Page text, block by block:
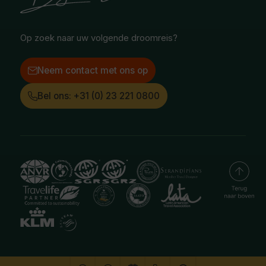
Instagram
Op zoek naar uw volgende droomreis?
Neem contact met ons op
Bel ons: +31 (0) 23 221 0800